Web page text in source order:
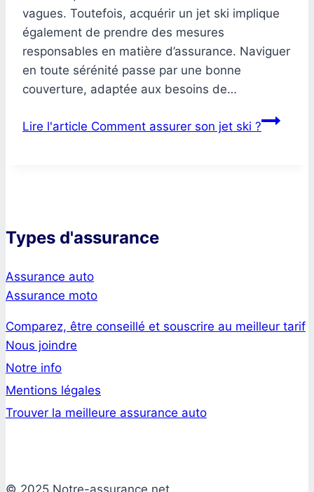
vagues. Toutefois, acquérir un jet ski implique
également de prendre des mesures
responsables en matière d’assurance. Naviguer
en toute sérénité passe par une bonne
couverture, adaptée aux besoins de…
Lire l'article Comment assurer son jet ski ?
Types d'assurance
Assurance auto
Assurance moto
Comparez, être conseillé et souscrire au meilleur tarif
Nous joindre
Notre info
Mentions légales
Trouver la meilleure assurance auto